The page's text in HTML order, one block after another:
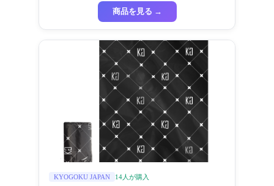
ートマスク ハイドラ 美容液
商品を見る →
KYOGOKU JAPAN 14人が購入